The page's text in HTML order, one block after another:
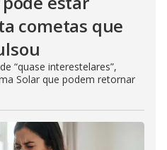
cometas que
“quase interestelares”,
Solar que podem retornar